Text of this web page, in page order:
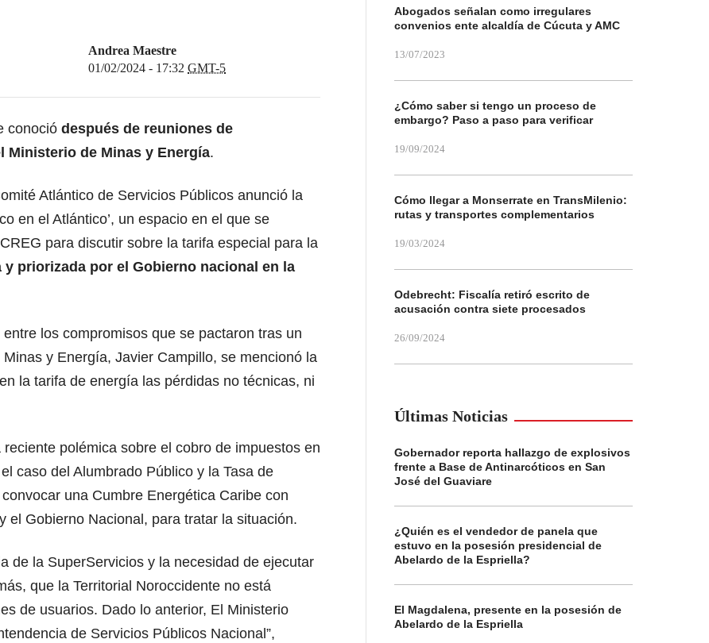
Andrea Maestre
01/02/2024 - 17:32 GMT-5
conoció después de reuniones de
Ministerio de Minas y Energía.
Atlántico de Servicios Públicos anunció la
en el Atlántico’, un espacio en el que se
para discutir sobre la tarifa especial para la
y priorizada por el Gobierno nacional en la
los compromisos que se pactaron tras un
y Energía, Javier Campillo, se mencionó la
la tarifa de energía las pérdidas no técnicas, ni
polémica sobre el cobro de impuestos en
caso del Alumbrado Público y la Tasa de
una Cumbre Energética Caribe con
el Gobierno Nacional, para tratar la situación.
de la SuperServicios y la necesidad de ejecutar
que la Territorial Noroccidente no está
de usuarios. Dado lo anterior, El Ministerio
de Servicios Públicos Nacional”,
Abogados señalan como irregulares
convenios ente alcaldía de Cúcuta y AMC
13/07/2023
¿Cómo saber si tengo un proceso de
embargo? Paso a paso para verificar
19/09/2024
Cómo llegar a Monserrate en TransMilenio:
rutas y transportes complementarios
19/03/2024
Odebrecht: Fiscalía retiró escrito de
acusación contra siete procesados
26/09/2024
Últimas Noticias
Gobernador reporta hallazgo de explosivos
frente a Base de Antinarcóticos en San
José del Guaviare
¿Quién es el vendedor de panela que
estuvo en la posesión presidencial de
Abelardo de la Espriella?
El Magdalena, presente en la posesión de
Abelardo de la Espriella